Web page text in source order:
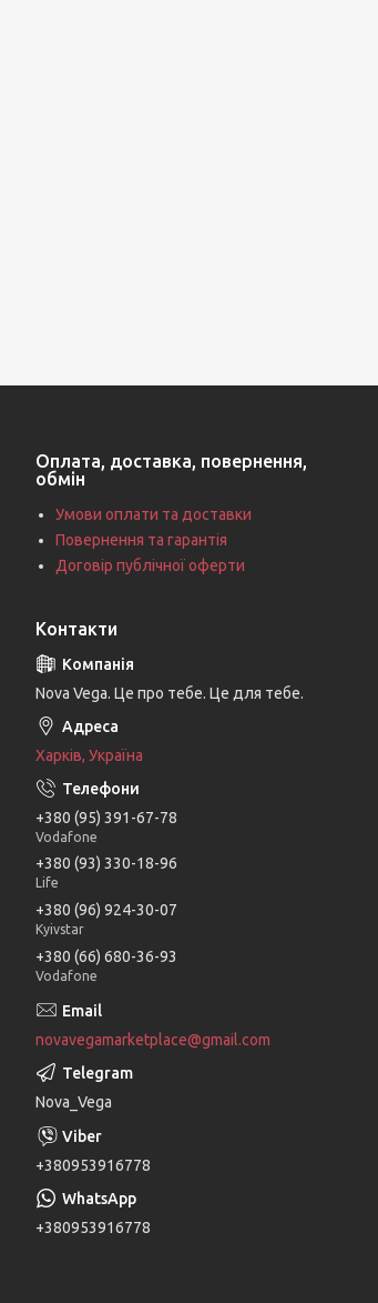
Оплата, доставка, повернення,
обмін
Умови оплати та доставки
Повернення та гарантія
Договір публічної оферти
Контакти
Nova Vega. Це про тебе. Це для тебе.
Харків, Україна
+380 (95) 391-67-78
Vodafone
+380 (93) 330-18-96
Life
+380 (96) 924-30-07
Kyivstar
+380 (66) 680-36-93
Vodafone
novavegamarketplace@gmail.com
Nova_Vega
+380953916778
+380953916778